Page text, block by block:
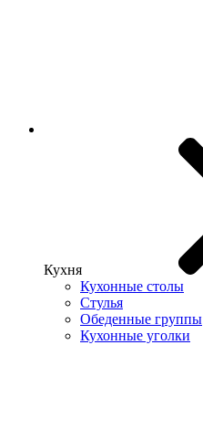
Кухня
Кухонные столы
Стулья
Обеденные группы
Кухонные уголки